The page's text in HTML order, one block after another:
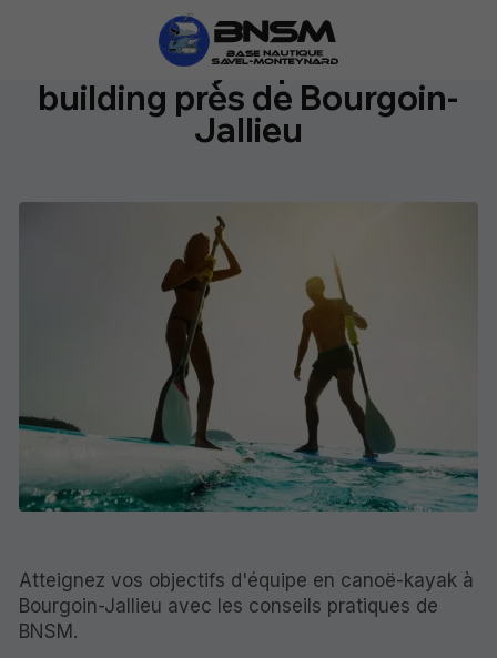
Canoë-Kayak pour team
building près de Bourgoin-
Jallieu
Atteignez vos objectifs d'équipe en canoë-kayak à
Bourgoin-Jallieu avec les conseils pratiques de
BNSM.